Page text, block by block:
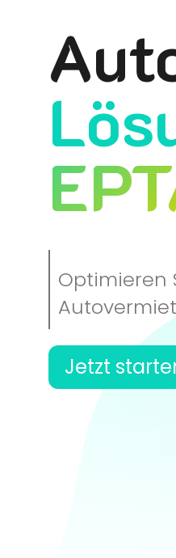
Optimieren
Jetzt